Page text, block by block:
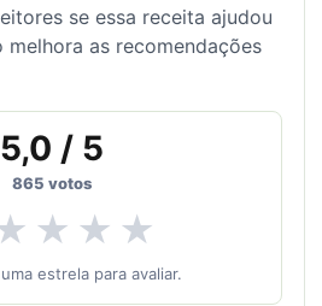
se essa receita ajudou
melhora as recomendações
5,0 / 5
865 votos
★ ★ ★
estrela para avaliar.